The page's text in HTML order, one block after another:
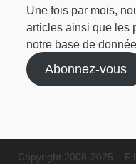
Une fois par mois,
articles ainsi que les
notre base de
Abonnez-vous
Copyright 2008-2025 –